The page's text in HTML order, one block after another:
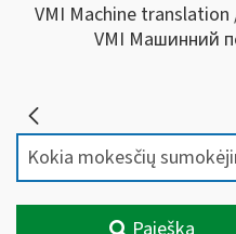
VMI Machine
VMI Машинний